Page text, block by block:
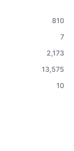
810
7
2,173
13,575
10